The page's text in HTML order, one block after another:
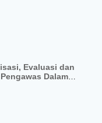
Evaluasi dan
Dalam